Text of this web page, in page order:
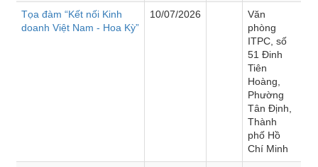
Tọa đàm “Kết nối Kinh
doanh Việt Nam - Hoa Kỳ”
10/07/2026
Văn
phòng
ITPC, số
51 Đinh
Tiên
Hoàng,
Phường
Tân Định,
Thành
phố Hồ
Chí Minh